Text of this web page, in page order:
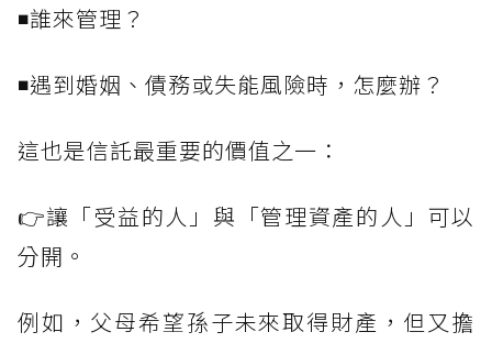
◾誰來管理？
◾遇到婚姻、債務或失能風險時，怎麼辦？
這也是信託最重要的價值之一：
👉讓「受益的人」與「管理資產的人」可以
分開。
例如，父母希望孫子未來取得財產，但又擔